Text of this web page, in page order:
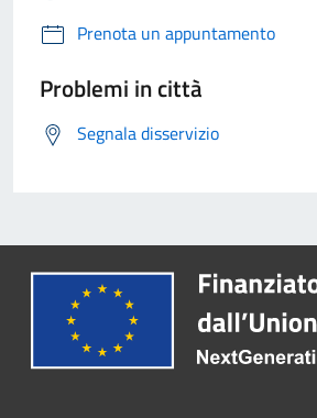
Prenota un appuntamento
Problemi in città
Segnala disservizio